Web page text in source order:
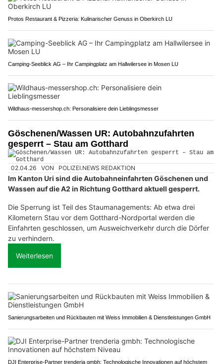
Protos Restaurant & Pizzeria: Kulinarischer Genuss in Oberkirch LU
Camping-Seeblick AG – Ihr Campingplatz am Hallwilersee in Mosen LU
Wildhaus-messershop.ch: Personalisiere dein Lieblingsmesser
Göschenen/Wassen UR: Autobahnzufahrten
gesperrt – Stau am Gotthard
02.04.26 VON POLIZEI.NEWS REDAKTION
Im Kanton Uri sind die Autobahneinfahrten Göschenen und
Wassen auf die A2 in Richtung Gotthard aktuell gesperrt.
Die Sperrung ist Teil des Staumanagements: Ab etwa drei
Kilometern Stau vor dem Gotthard-Nordportal werden die
Einfahrten geschlossen, um Ausweichverkehr durch die Dörfer
zu verhindern.
Weiterlesen
Sanierungsarbeiten und Rückbauten mit Weiss Immobilien & Dienstleistungen GmbH
DJI Enterprise-Partner trenderia gmbh: Technologische Innovationen auf höchstem